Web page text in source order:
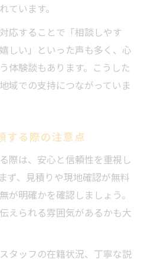
ています。
応することで「相談しやす
しい」といった声も多く、心
体験談もあります。こうした
域での支持につながっていま
する際の注意点
際は、安心と信頼性を重視し
ず、見積りや現地確認が無料
が明確かを確認しましょう。
えられる雰囲気があるかも大
タッフの在籍状況、丁寧な説